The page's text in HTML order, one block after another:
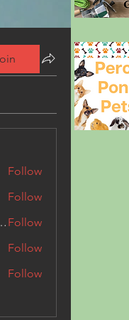
Follow
Follow
Blog Follow
Follow
Follow